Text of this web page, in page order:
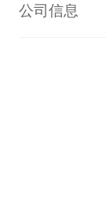
公司信息